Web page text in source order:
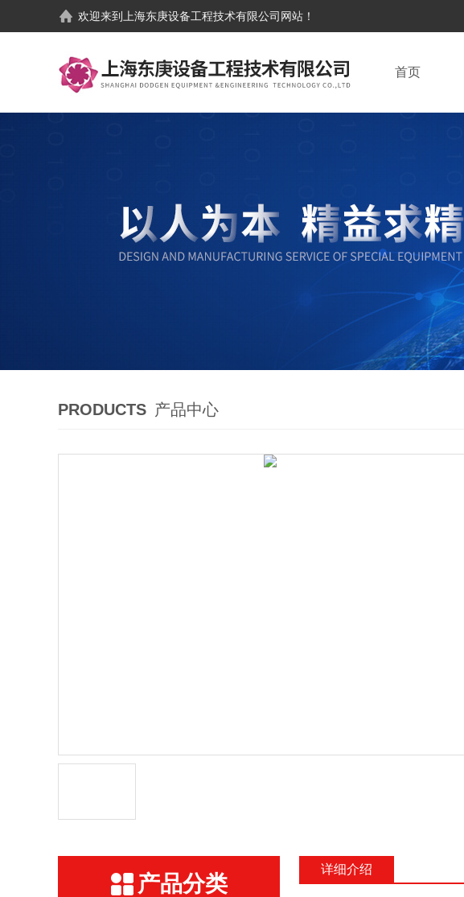
欢迎来到 上海东庚设备工程技术有限公司 网站！
首页
PRODUCTS 产品中心
产品分类
详细介绍